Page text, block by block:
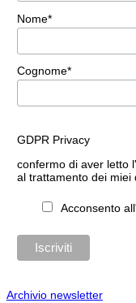
Nome*
Cognome*
GDPR Privacy
confermo di aver letto l'
al trattamento dei miei
Acconsento
Archivio newsletter